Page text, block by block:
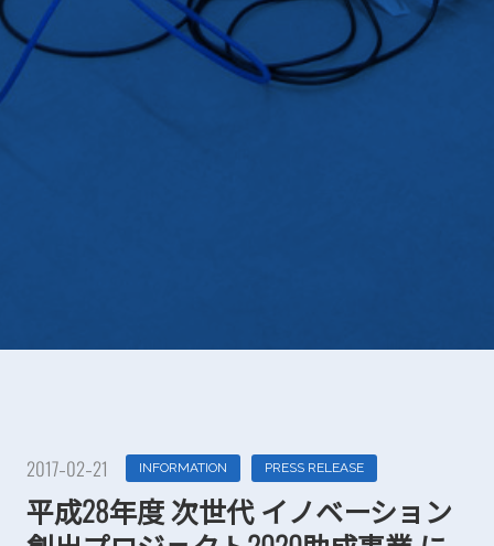
2017-02-21 INFORMATION PRESS RELEASE
平成28年度 次世代 イノベーション